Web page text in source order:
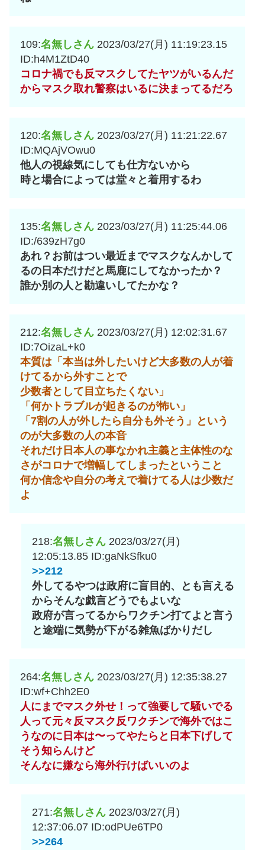
109:名無しさん 2023/03/27(月) 11:19:23.15
ID:h4M1ZtD40
コロナ禍でも反マスクしてたヤツがいるんだ
からマスク取れ警察はいるに決まってるだろ
120:名無しさん 2023/03/27(月) 11:21:22.67
ID:MQAjVOwu0
他人の視線気にしても仕方ないから
時と場合によっては堂々と着用するわ
135:名無しさん 2023/03/27(月) 11:25:44.06
ID:/639zH7g0
あれ？お前はつい最近までマスクなんかして
るの日本だけだと馬鹿にしてなかったか？
誰か別の人と勘違いしてたかな？
212:名無しさん 2023/03/27(月) 12:02:31.67
ID:7OizaL+k0
本質は「本当は外したいけど大多数の人が着
けてるから外すことで
少数者として目立ちたくない」
「何かトラブルが起きるのが怖い」
「7割の人が外したら自分も外そう」という
のが大多数の人の本音
それだけ日本人の事なかれ主義と主体性のな
さがコロナで増幅してしまったということ
何か信念や自分の考えで着けてる人は少数だ
よ
218:名無しさん 2023/03/27(月)
12:05:13.85 ID:gaNkSfku0
>>212
外してるやつは政府に盲目的、とも言える
からそんな戯言どうでもよいな
政府が言ってるからワクチン打てよと言う
と途端に気勢が下がる雑魚ばかりだし
264:名無しさん 2023/03/27(月) 12:35:38.27
ID:wf+Chh2E0
人にまでマスク外せ！って強要して騒いでる
人って元々反マスク反ワクチンで海外ではこ
うなのに日本は〜ってやたらと日本下げして
そう知らんけど
そんなに嫌なら海外行けばいいのよ
271:名無しさん 2023/03/27(月)
12:37:06.07 ID:odPUe6TP0
>>264